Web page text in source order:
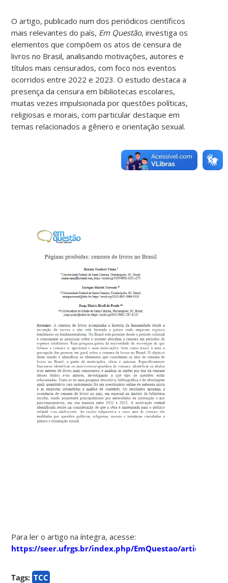
O artigo, publicado num dos periódicos científicos
mais relevantes do país, Em Questão, investiga os
elementos que compõem os atos de censura de
livros no Brasil, analisando motivações, autores e
títulos mais censurados, com foco nos eventos
ocorridos entre 2022 e 2023. O estudo destaca a
presença da censura em bibliotecas escolares,
muitas vezes impulsionada por questões políticas,
religiosas e morais, com particular destaque em
temas relacionados a gênero e orientação sexual.
Para ler o artigo na íntegra, acesse:
https://seer.ufrgs.br/index.php/EmQuestao/article/
Tags: TCC